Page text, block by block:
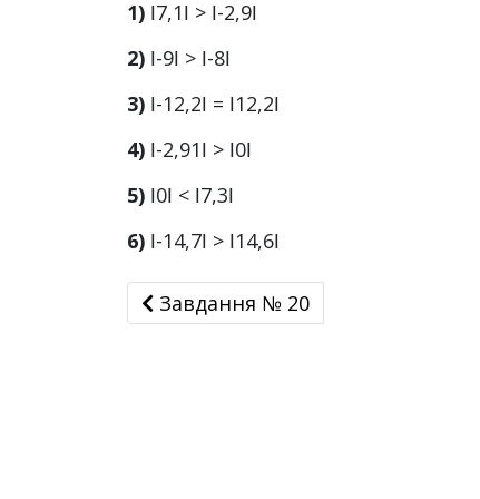
1) ǀ7,1ǀ > ǀ-2,9ǀ
2) ǀ-9ǀ > ǀ-8ǀ
3) ǀ-12,2ǀ = ǀ12,2ǀ
4) ǀ-2,91ǀ > ǀ0ǀ
5) ǀ0ǀ < ǀ7,3ǀ
6) ǀ-14,7ǀ > ǀ14,6ǀ
Завдання № 20
Завдання № 20